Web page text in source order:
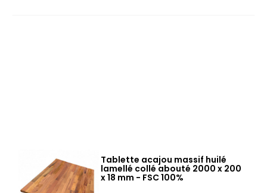
Tablette acajou massif huilé
lamellé collé abouté 2000 x 200
x 18 mm - FSC 100%